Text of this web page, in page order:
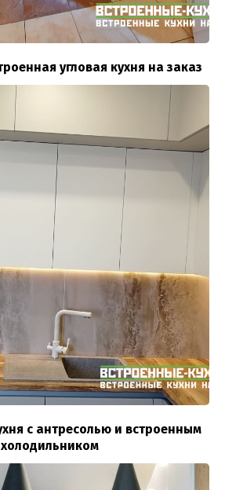
угловая кухня на заказ
с антресолью и встроенным
холодильником